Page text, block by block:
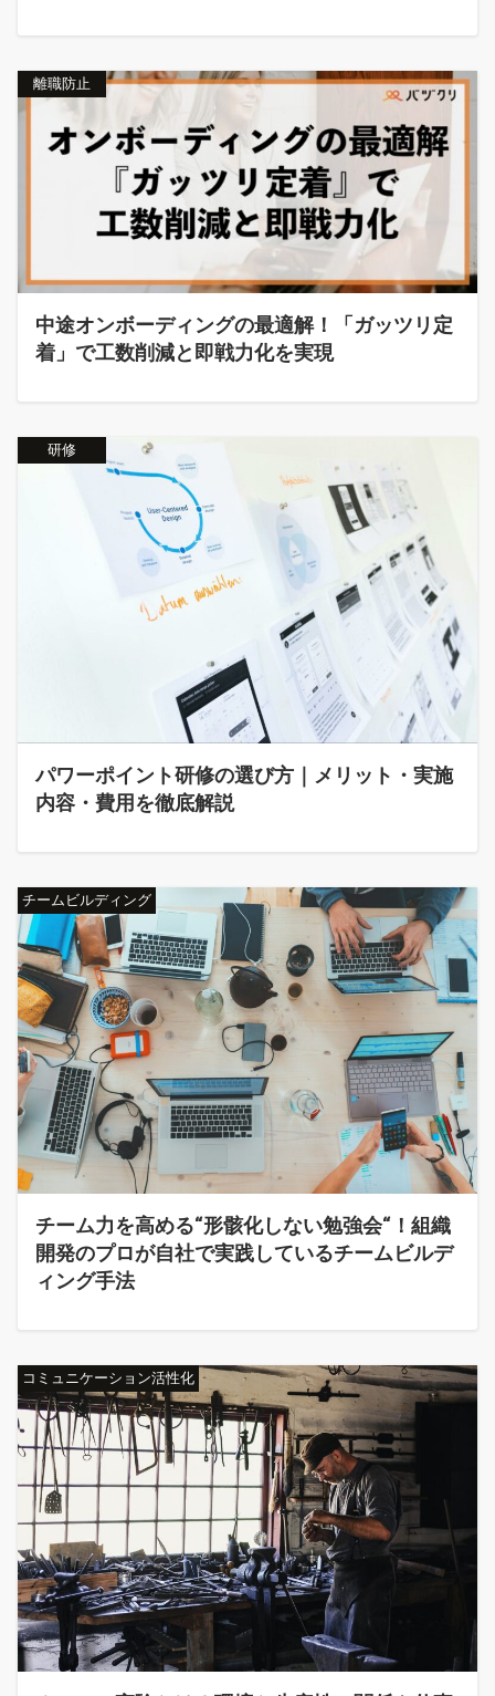
離職防止
中途オンボーディングの最適解！「ガッツリ定
着」で工数削減と即戦力化を実現
研修
パワーポイント研修の選び方｜メリット・実施
内容・費用を徹底解説
チームビルディング
チーム力を高める“形骸化しない勉強会“！組織
開発のプロが自社で実践しているチームビルデ
ィング手法
コミュニケーション活性化